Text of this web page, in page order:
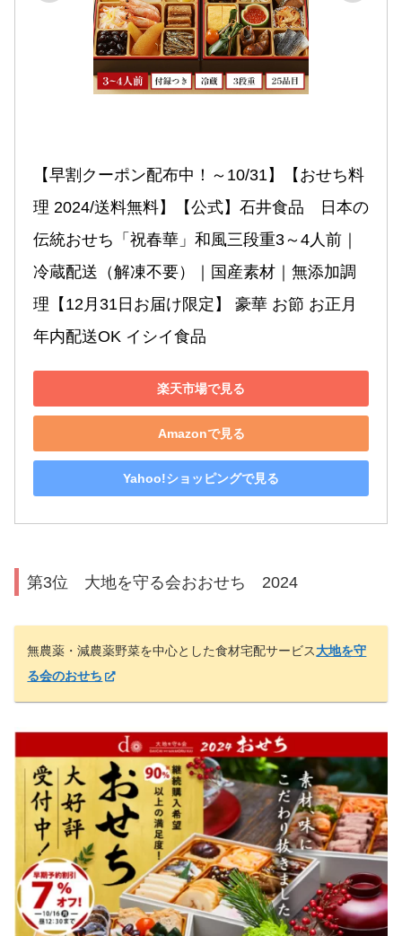
【早割クーポン配布中！～10/31】【おせち料
理 2024/送料無料】【公式】石井食品　日本の
伝統おせち「祝春華」和風三段重3～4人前｜
冷蔵配送（解凍不要）｜国産素材｜無添加調
理【12月31日お届け限定】 豪華 お節 お正月
年内配送OK イシイ食品
楽天市場で見る
Amazonで見る
Yahoo!ショッピングで見る
第3位 大地を守る会おおせち 2024
無農薬・減農薬野菜を中心とした食材宅配サービス大地を守
る会のおせち